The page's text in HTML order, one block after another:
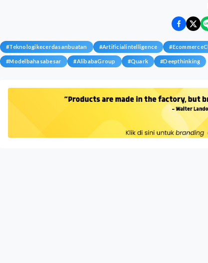
#Teknologikecerdasanbuatan #Artificialintelligence #
#Modelbahasabesar #AlibabaGroup #Quark #Deepthinking